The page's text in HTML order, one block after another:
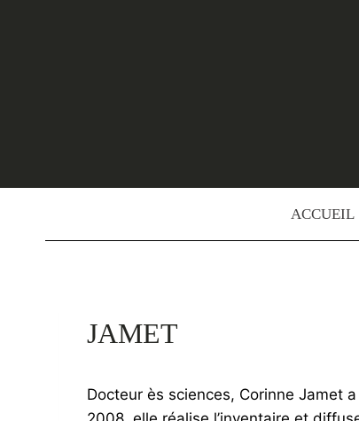
ACCUEIL
JAMET
Docteur ès sciences, Corinne Jamet